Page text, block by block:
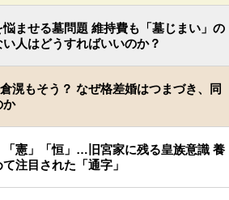
ませる墓問題 維持費も「墓じまい」の
人はどうすればいいのか？
滉もそう？ なぜ格差婚はつまづき、同
か
「憲」「恒」…旧宮家に残る皇族意識 養
注目された「通字」